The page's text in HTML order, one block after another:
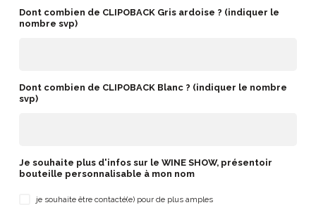
Dont combien de CLIPOBACK Gris ardoise ? (indiquer le
nombre svp)
Dont combien de CLIPOBACK Blanc ? (indiquer le nombre
svp)
Je souhaite plus d'infos sur le WINE SHOW, présentoir
bouteille personnalisable à mon nom
je souhaite être contacté(e) pour de plus amples